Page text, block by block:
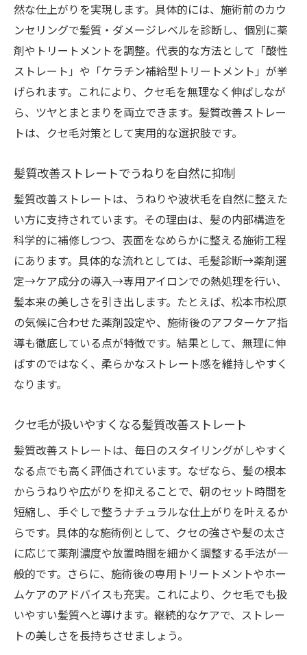
然な仕上がりを実現します。具体的には、施術前のカウ
ンセリングで髪質・ダメージレベルを診断し、個別に薬
剤やトリートメントを調整。代表的な方法として「酸性
ストレート」や「ケラチン補給型トリートメント」が挙
げられます。これにより、クセ毛を無理なく伸ばしなが
ら、ツヤとまとまりを両立できます。髪質改善ストレー
トは、クセ毛対策として実用的な選択肢です。
髪質改善ストレートでうねりを自然に抑制
髪質改善ストレートは、うねりや波状毛を自然に整えた
い方に支持されています。その理由は、髪の内部構造を
科学的に補修しつつ、表面をなめらかに整える施術工程
にあります。具体的な流れとしては、毛髪診断→薬剤選
定→ケア成分の導入→専用アイロンでの熱処理を行い、
髪本来の美しさを引き出します。たとえば、松本市松原
の気候に合わせた薬剤設定や、施術後のアフターケア指
導も徹底している点が特徴です。結果として、無理に伸
ばすのではなく、柔らかなストレート感を維持しやすく
なります。
クセ毛が扱いやすくなる髪質改善ストレート
髪質改善ストレートは、毎日のスタイリングがしやすく
なる点でも高く評価されています。なぜなら、髪の根本
からうねりや広がりを抑えることで、朝のセット時間を
短縮し、手ぐしで整うナチュラルな仕上がりを叶えるか
らです。具体的な施術例として、クセの強さや髪の太さ
に応じて薬剤濃度や放置時間を細かく調整する手法が一
般的です。さらに、施術後の専用トリートメントやホー
ムケアのアドバイスも充実。これにより、クセ毛でも扱
いやすい髪質へと導けます。継続的なケアで、ストレー
トの美しさを長持ちさせましょう。